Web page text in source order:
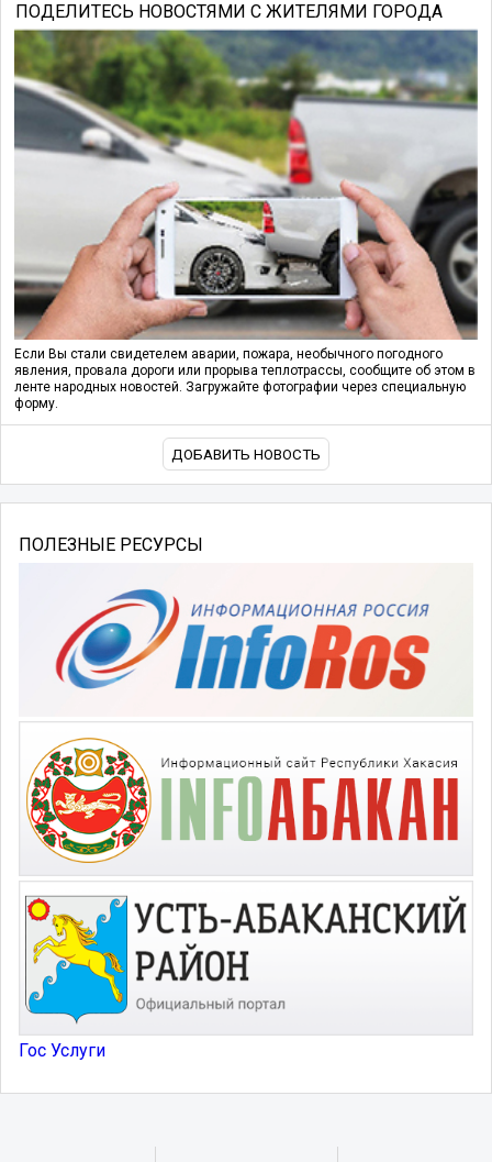
ПОДЕЛИТЕСЬ НОВОСТЯМИ С ЖИТЕЛЯМИ ГОРОДА
Если Вы стали свидетелем аварии, пожара, необычного погодного
явления, провала дороги или прорыва теплотрассы, сообщите об этом в
ленте народных новостей. Загружайте фотографии через специальную
форму.
ДОБАВИТЬ НОВОСТЬ
ПОЛЕЗНЫЕ РЕСУРСЫ
Гос Услуги